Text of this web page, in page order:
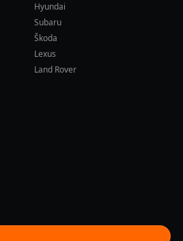
Hyundai
Subaru
Škoda
Lexus
Land Rover